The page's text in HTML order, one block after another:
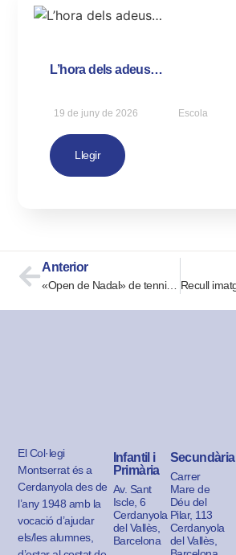
L’hora dels adeus…
19 de juny de 2026 Escola
Llegir
Anterior
«Open de Nadal» de tennis taula
El Col·legi
Montserrat és a
Cerdanyola des de
l’any 1948 amb la
vocació d’ajudar
els/les alumnes,
Infantil i
Primària
Av. Sant
Iscle, 6
Cerdanyola
del Vallès,
Barcelona
Secundària
Carrer
Mare de
Déu del
Pilar, 113
Cerdanyola
del Vallès,